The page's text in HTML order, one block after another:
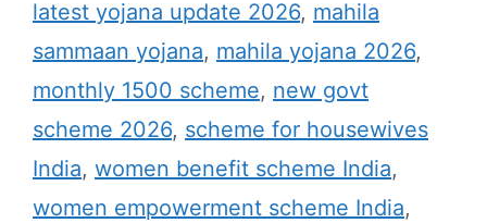
latest yojana update 2026, mahila
sammaan yojana, mahila yojana 2026,
monthly 1500 scheme, new govt
scheme 2026, scheme for housewives
India, women benefit scheme India,
women empowerment scheme India,